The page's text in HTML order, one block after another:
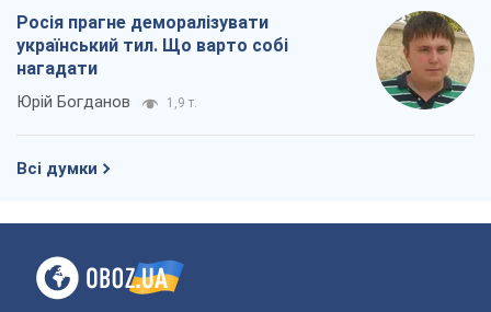
Росія прагне деморалізувати
український тил. Що варто собі
нагадати
Юрій Богданов 1,9 т.
Всі думки